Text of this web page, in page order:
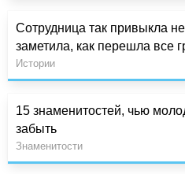
Сотрудница так привыкла
заметила, как перешла все
Истории
15 знаменитостей, чью
забыть
Знаменитости